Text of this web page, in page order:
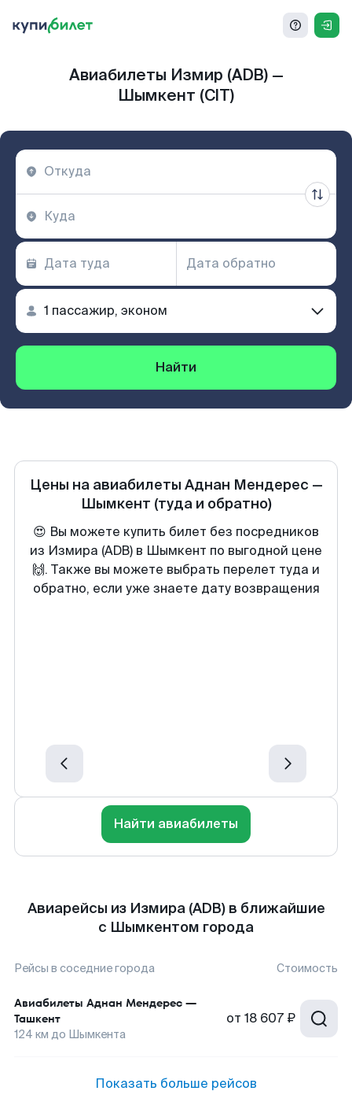
Авиабилеты Измир (ADB) —
Шымкент (CIT)
Найти
Цены на авиабилеты Аднан Мендерес —
Шымкент (туда и обратно)
😍 Вы можете купить билет без посредников
из Измира (ADB) в Шымкент по выгодной цене
🙌. Также вы можете выбрать перелет туда и
обратно, если уже знаете дату возвращения
Найти авиабилеты
Авиарейсы из Измира (ADB) в ближайшие
с Шымкентом города
Рейсы в соседние города Стоимость
Авиабилеты Аднан Мендерес —
Ташкент
124 км до Шымкента
от 18 607 ₽
Показать больше рейсов